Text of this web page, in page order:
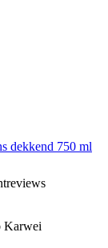
dekkend 750 ml
Karwei